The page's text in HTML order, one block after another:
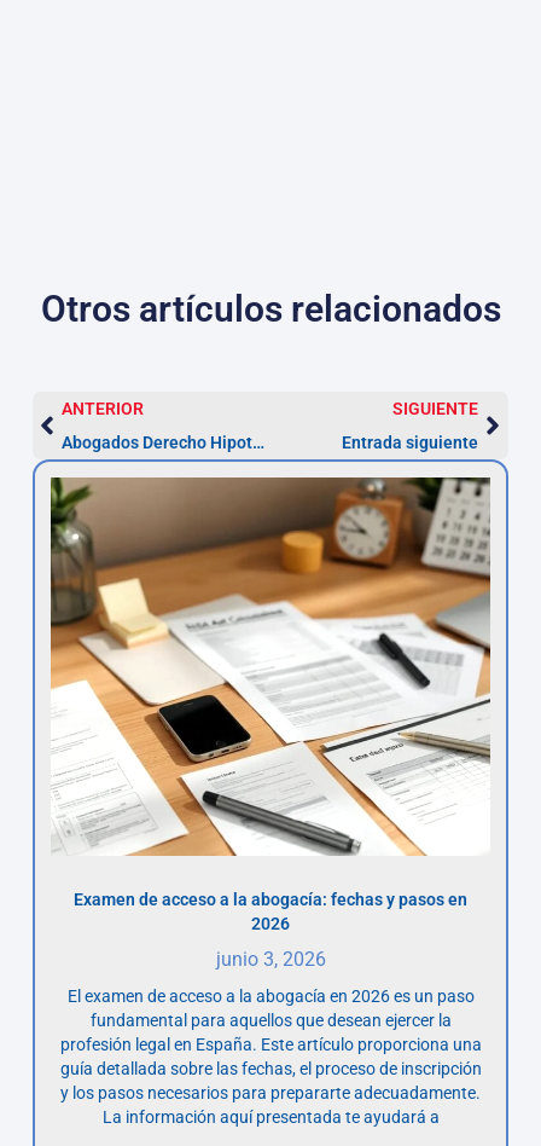
Otros artículos relacionados
ANTERIOR
Abogados Derecho Hipotecario en Alcorcón — Reclamaciones
SIGUIENTE
Entrada siguiente
Examen de acceso a la abogacía: fechas y pasos en
2026
junio 3, 2026
El examen de acceso a la abogacía en 2026 es un paso
fundamental para aquellos que desean ejercer la
profesión legal en España. Este artículo proporciona una
guía detallada sobre las fechas, el proceso de inscripción
y los pasos necesarios para prepararte adecuadamente.
La información aquí presentada te ayudará a